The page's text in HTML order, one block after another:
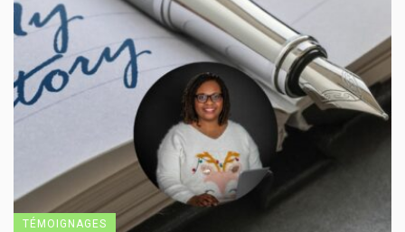
TÉMOIGNAGES